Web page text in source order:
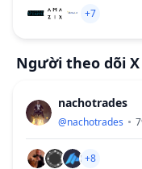
+7
Người theo dõi X
nachotrades
@nachotrades
+8